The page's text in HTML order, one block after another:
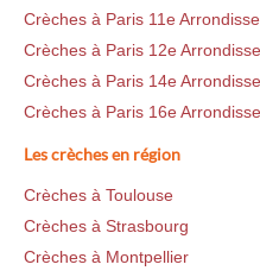
Crèches à Paris 11e
Crèches à Paris 12e
Crèches à Paris 14e
Crèches à Paris 16e
Les crèches en région
Crèches à Toulouse
Crèches à Strasbourg
Crèches à Montpellier